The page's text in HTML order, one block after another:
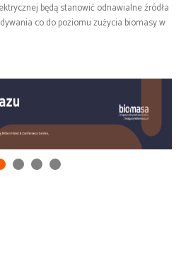
będą stanowić odnawialne źródła
co do poziomu zużycia biomasy w